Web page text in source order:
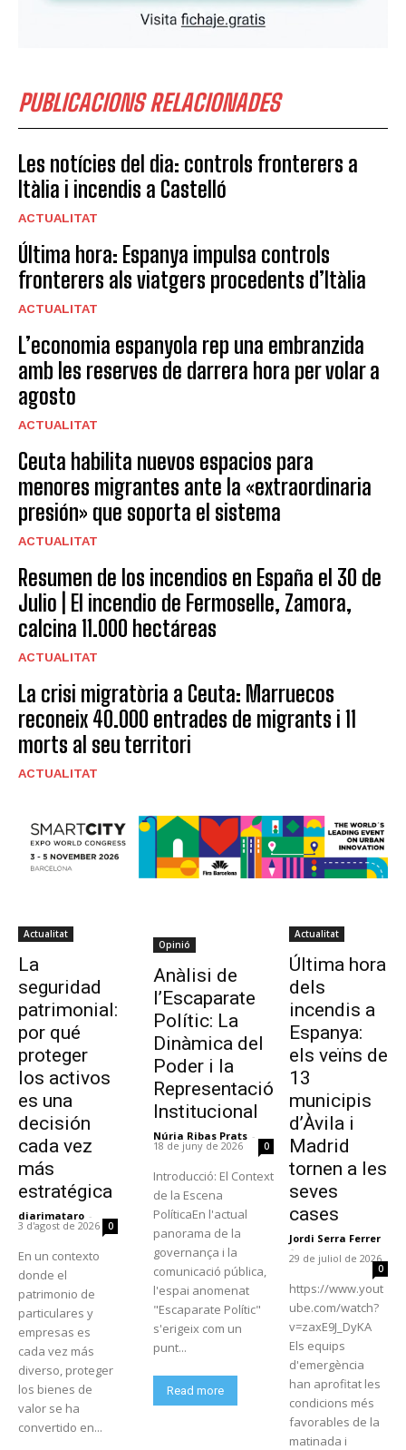
PUBLICACIONS RELACIONADES
Les notícies del dia: controls fronterers a
Itàlia i incendis a Castelló
ACTUALITAT
Última hora: Espanya impulsa controls
fronterers als viatgers procedents d’Itàlia
ACTUALITAT
L’economia espanyola rep una embranzida
amb les reserves de darrera hora per volar a
agosto
ACTUALITAT
Ceuta habilita nuevos espacios para
menores migrantes ante la «extraordinaria
presión» que soporta el sistema
ACTUALITAT
Resumen de los incendios en España el 30 de
Julio | El incendio de Fermoselle, Zamora,
calcina 11.000 hectáreas
ACTUALITAT
La crisi migratòria a Ceuta: Marruecos
reconeix 40.000 entrades de migrants i 11
morts al seu territori
ACTUALITAT
Actualitat
La
seguridad
patrimonial:
por qué
proteger
los activos
es una
decisión
cada vez
más
estratégica
diarimataro -
3 d'agost de 2026 0
En un contexto
donde el
patrimonio de
particulares y
empresas es
cada vez más
diverso, proteger
los bienes de
valor se ha
convertido en...
Opinió
Anàlisi de
l’Escaparate
Polític: La
Dinàmica del
Poder i la
Representació
Institucional
Núria Ribas Prats -
18 de juny de 2026 0
Introducció: El Context
de la Escena
PolíticaEn l'actual
panorama de la
governança i la
comunicació pública,
l'espai anomenat
"Escaparate Polític"
s'erigeix com un
punt...
Read more
Actualitat
Última hora
dels
incendis a
Espanya:
els veïns de
13
municipis
d’Àvila i
Madrid
tornen a les
seves
cases
Jordi Serra Ferrer
-
29 de juliol de 2026
0
https://www.yout
ube.com/watch?
v=zaxE9J_DyKA
Els equips
d'emergència
han aprofitat les
condicions més
favorables de la
matinada i